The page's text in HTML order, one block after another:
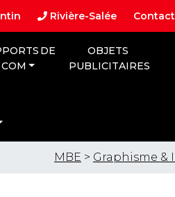
Rivière-Salée
DE
COM
OBJETS
PUBLICITAIRES
MBE > Graphisme &